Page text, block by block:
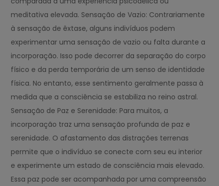
meditativa elevada. Sensação de Vazio: Contrariamente
à sensação de êxtase, alguns indivíduos podem
experimentar uma sensação de vazio ou falta durante a
incorporação. Isso pode decorrer da separação do corpo
físico e da perda temporária de um senso de identidade
física. No entanto, esse sentimento geralmente passa à
medida que a consciência se estabiliza no reino astral.
Sensação de Paz e Serenidade: Para muitos, a
incorporação traz uma sensação profunda de paz e
serenidade. O afastamento das distrações terrenas
permite que o indivíduo se conecte com seu eu interior
e experimente um estado de consciência mais elevado.
Essa paz pode ser acompanhada por uma compreensão